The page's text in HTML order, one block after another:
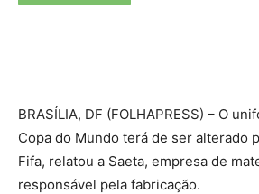
BRASÍLIA, DF (FOLHAPRESS) – O
Copa do Mundo terá de ser alterado
Fifa, relatou a Saeta, empresa de
responsável pela fabricação.